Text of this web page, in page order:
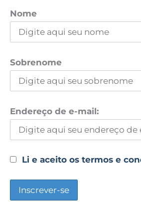
Nome
Sobrenome
Endereço de e-mail:
Li e aceito os termos e